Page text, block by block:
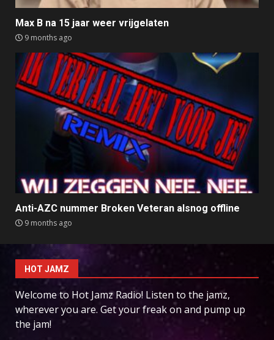
Max B na 15 jaar weer vrijgelaten
9 months ago
Anti-AZC nummer Broken Veteran alsnog offline
9 months ago
HOT JAMZ
Welcome to Hot Jamz Radio! Listen to the jamz,
wherever you are. Get your freak on and pump up
the jam!